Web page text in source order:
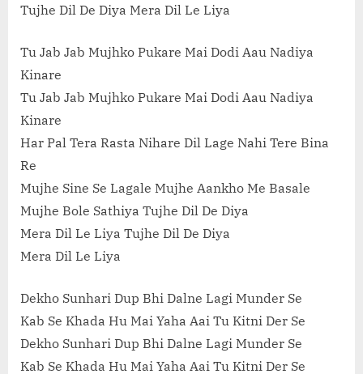
Tujhe Dil De Diya Mera Dil Le Liya
Tu Jab Jab Mujhko Pukare Mai Dodi Aau Nadiya
Kinare
Tu Jab Jab Mujhko Pukare Mai Dodi Aau Nadiya
Kinare
Har Pal Tera Rasta Nihare Dil Lage Nahi Tere Bina
Re
Mujhe Sine Se Lagale Mujhe Aankho Me Basale
Mujhe Bole Sathiya Tujhe Dil De Diya
Mera Dil Le Liya Tujhe Dil De Diya
Mera Dil Le Liya
Dekho Sunhari Dup Bhi Dalne Lagi Munder Se
Kab Se Khada Hu Mai Yaha Aai Tu Kitni Der Se
Dekho Sunhari Dup Bhi Dalne Lagi Munder Se
Kab Se Khada Hu Mai Yaha Aai Tu Kitni Der Se